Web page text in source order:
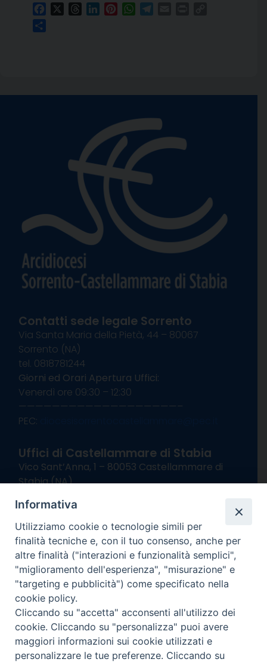
FacebookThreadsLinkedInPinterestWhatsApp
Contatti sede legale Sorrento
Via Santa Maria della Pietà, 44 – 80067
Sorrento (NA)
tel. 0818781244
Giorni ed Orari Apertura Uffici:
Venerdì ore 09:30 – 12:30
———————————————————–
PEC:
Uffici di Castellammare di Stabia
Vico Sant’Anna, 1 – 80053 Castellammare di
Stabia (NA)
Giorni ed Orari Apertura Uffici:
Lunedì e Mercoledì ore 09:00 – 13:00
Uffici Matrimoni:
Lunedì e Mercoledì ore 09:30 – 12:30
seguici su
Channel
Informativa Privacy
COPYRIGHT © 2013-2025
Informativa
Utilizziamo cookie o tecnologie simili per
finalità tecniche e, con il tuo consenso, anche per
altre finalità ("interazioni e funzionalità semplici",
"miglioramento dell'esperienza", "misurazione" e
"targeting e pubblicità") come specificato nella
cookie policy.
Cliccando su "accetta" acconsenti all'utilizzo dei
cookie. Cliccando su "personalizza" puoi avere
maggiori informazioni sui cookie utilizzati e
personalizzare le tue preferenze. Cliccando su